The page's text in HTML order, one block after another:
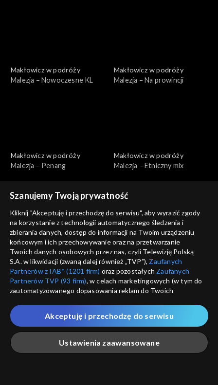
Makłowicz w podróży
Malezja – Nowoczesne KL
Makłowicz w podróży
Malezja – Na prowincji
Makłowicz w podróży
Malezja – Penang
Makłowicz w podróży
Malezja – Etniczny mix
Makłowicz w podróży
Malezja – Malakka
Makłowicz w podróży
Morawy – W stronę Śląska
Makłowicz w podróży
Morawy – Beskid i doliny
Makłowicz w podróży
Szanujemy Twoją prywatność
Kliknij "Akceptuję i przechodzę do serwisu", aby wyrazić zgody
na korzystanie z technologii automatycznego śledzenia i
zbierania danych, dostęp do informacji na Twoim urządzeniu
końcowym i ich przechowywanie oraz na przetwarzanie
Twoich danych osobowych przez nas, czyli Telewizję Polską
S.A. w likwidacji (zwaną dalej również „TVP”), Zaufanych
Partnerów z IAB* (1201 firm) oraz pozostałych Zaufanych
Partnerów TVP (93 firm), w celach marketingowych (w tym do
zautomatyzowanego dopasowania reklam do Twoich
które wskazujemy poniżej, a także zgody na udostępnianie
przez nas identyfikatora PPID do Google.
Twoje dane osobowe zbierane podczas odwiedzania przez
Ciebie naszych
poszczególnych serwisówzwanych dalej
„Portalem”, w tym informacje zapisywane za pomocą
Ustawienia zaawansowane
Akceptuję i przechodzę do serwisu